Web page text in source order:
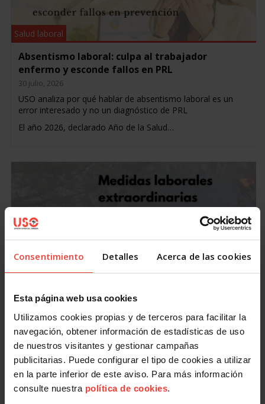
Consentimiento Detalles Acerca de las cookies
Esta página web usa cookies
Utilizamos cookies propias y de terceros para facilitar la
navegación, obtener información de estadísticas de uso
de nuestros visitantes y gestionar campañas
publicitarias. Puede configurar el tipo de cookies a utilizar
en la parte inferior de este aviso. Para más información
consulte nuestra política de cookies.
Salud laboral
Absentismo laboral: culpa al trabajador
enfermo y esconde fallos en PRL
30 julio, 2026
USO analiza por qué hablar de absentismo laboral es un
error interesado y no un diagnóstico de PRL
El año 2026, declarado Año de la Salud…
Estas son las medidas de protección laboral para
personas afectadas por los incendios
30 julio, 2026
USO te explica las medidas de protección laboral para
afectados por los incendios: prestación extraordinaria,
ampliación del permiso por fallecimiento, etc.
Hoy se ha publicado en…